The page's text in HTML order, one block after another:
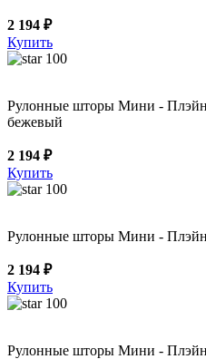
2 194 ₽
Купить
100
Рулонные шторы Мини -
бежевый
2 194 ₽
Купить
100
Рулонные шторы Мини -
2 194 ₽
Купить
100
Рулонные шторы Мини -